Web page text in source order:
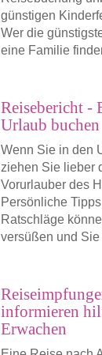
günstigen
Wer die
eine Familie
Reisebericht -
Urlaub buchen
Wenn Sie in den
ziehen Sie lieber
Vorurlauber des
Persönliche
Ratschläge
versüßen und Sie
informieren
Erwachen